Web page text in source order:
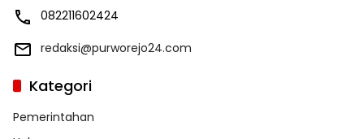
082211602424
redaksi@purworejo24.com
Kategori
Pemerintahan